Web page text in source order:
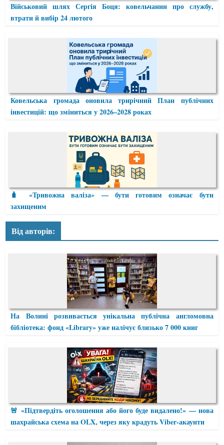
Військовий шлях Сергія Боця: ковельчанин про службу,
втрати й вибір 24 лютого
Ковельська громада оновила трирічний План публічних
інвестицій: що зміниться у 2026–2028 роках
🧳 «Тривожна валіза» — бути готовим означає бути
захищеним
Від авторів:
На Волині розвивається унікальна публічна англомовна
бібліотека: фонд «Library» уже налічує близько 7 000 книг
🚨 «Підтвердіть оголошення або його буде видалено!» — нова
шахрайська схема на OLX, через яку крадуть Viber-акаунти